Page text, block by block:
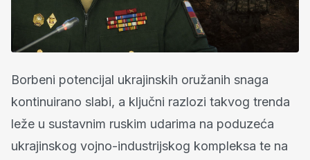
Borbeni potencijal ukrajinskih oružanih snaga
kontinuirano slabi, a ključni razlozi takvog trenda
leže u sustavnim ruskim udarima na poduzeća
ukrajinskog vojno-industrijskog kompleksa te na